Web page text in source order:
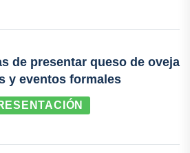
de presentar queso de oveja
y eventos formales